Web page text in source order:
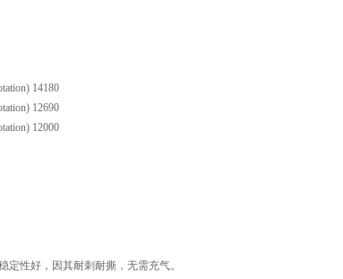
14180
12690
12000
定性好，因其耐刺耐撕，无需充气。